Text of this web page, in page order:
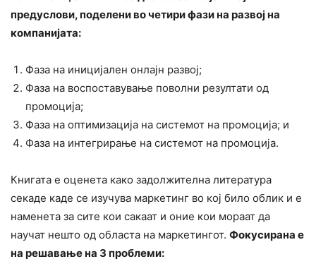
предуслови, поделени во четири фази на развој на
компанијата:
Фаза на иницијален онлајн развој;
Фаза на воспоставување поволни резултати од
промоција;
Фаза на оптимизација на системот на промоција; и
Фаза на интегрирање на системот на промоција.
Книгата е оценета како задолжителна литература
секаде каде се изучува маркетинг во кој било облик и е
наменета за сите кои сакаат и оние кои мораат да
научат нешто од областа на маркетингот. Фокусирана е
на решавање на 3 проблеми: